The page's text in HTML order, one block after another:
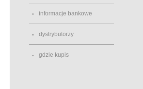
informacje bankowe
dystrybutorzy
gdzie kupis